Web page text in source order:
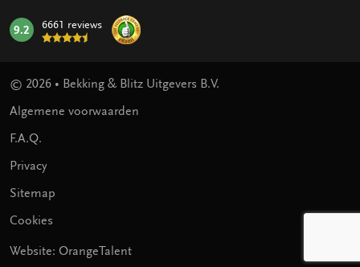
mark:
9.2 6661 reviews
© 2026 • Bekking & Blitz Uitgevers B.V.
Algemene voorwaarden
F.A.Q.
Privacy
Sitemap
Cookies
Website: OrangeTalent